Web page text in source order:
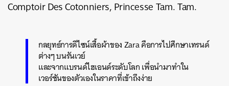
Comptoir Des Cotonniers, Princesse Tam. Tam.
กลยุทธ์การดีไซน์เสื้อผ้าของ Zara คือการไปศึกษาเทรนด์
ต่างๆ บนรันเวย์
และจากแบรนด์ไฮเอนด์ระดับโลก เพื่อนำมาทำใน
เวอร์ชันของตัวเองในราคาที่เข้าถึงง่าย